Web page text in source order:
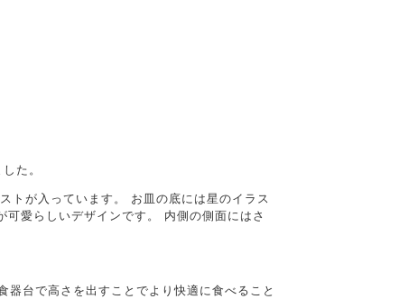
た。
トが入っています。 お皿の底には星のイラス
愛らしいデザインです。 内側の側面にはさ
台で高さを出すことでより快適に食べること